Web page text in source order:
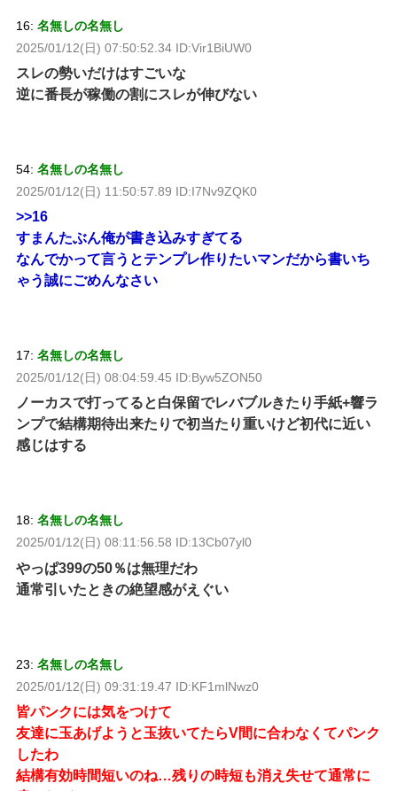
16: 名無しの名無し
2025/01/12(日) 07:50:52.34 ID:Vir1BiUW0
スレの勢いだけはすごいな
逆に番長が稼働の割にスレが伸びない
54: 名無しの名無し
2025/01/12(日) 11:50:57.89 ID:I7Nv9ZQK0
>>16
すまんたぶん俺が書き込みすぎてる
なんでかって言うとテンプレ作りたいマンだから書いち
ゃう誠にごめんなさい
17: 名無しの名無し
2025/01/12(日) 08:04:59.45 ID:Byw5ZON50
ノーカスで打ってると白保留でレバブルきたり手紙+響ラ
ンプで結構期待出来たりで初当たり重いけど初代に近い
感じはする
18: 名無しの名無し
2025/01/12(日) 08:11:56.58 ID:13Cb07yl0
やっぱ399の50％は無理だわ
通常引いたときの絶望感がえぐい
23: 名無しの名無し
2025/01/12(日) 09:31:19.47 ID:KF1mlNwz0
皆パンクには気をつけて
友達に玉あげようと玉抜いてたらV間に合わなくてパンク
したわ
結構有効時間短いのね…残りの時短も消え失せて通常に